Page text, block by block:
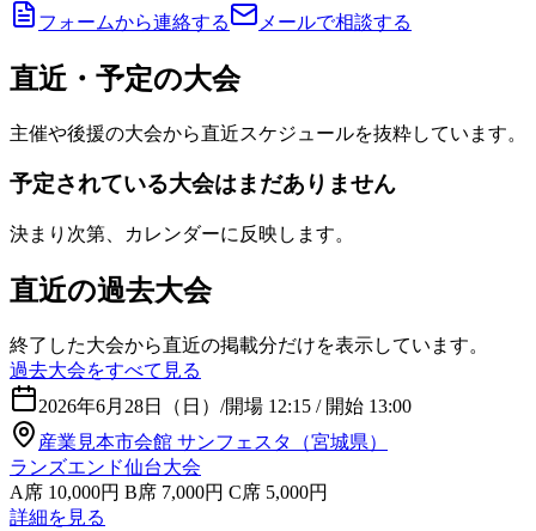
フォームから連絡する メールで相談する
直近・予定の大会
主催や後援の大会から直近スケジュールを抜粋しています。
予定されている大会はまだありません
決まり次第、カレンダーに反映します。
直近の過去大会
終了した大会から直近の掲載分だけを表示しています。
過去大会をすべて見る
2026年6月28日（日） /開場 12:15 / 開始 13:00
産業見本市会館 サンフェスタ（宮城県）
ランズエンド仙台大会
A席 10,000円 B席 7,000円 C席 5,000円
詳細を見る